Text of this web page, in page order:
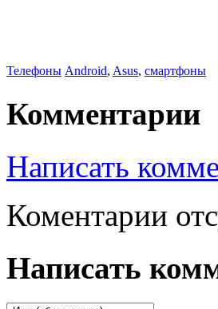
Телефоны Android, Asus, смартфоны
Комментарии
Написать
Коментарии
Написать